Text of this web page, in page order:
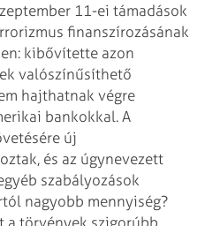
11-ei támadások
finanszírozásának
kibővítette azon
valószínűsíthető
hajthatnak végre
bankokkal. A
új
és az úgynevezett
szabályozások
nagyobb mennyiség?
a törvények szigorúbb